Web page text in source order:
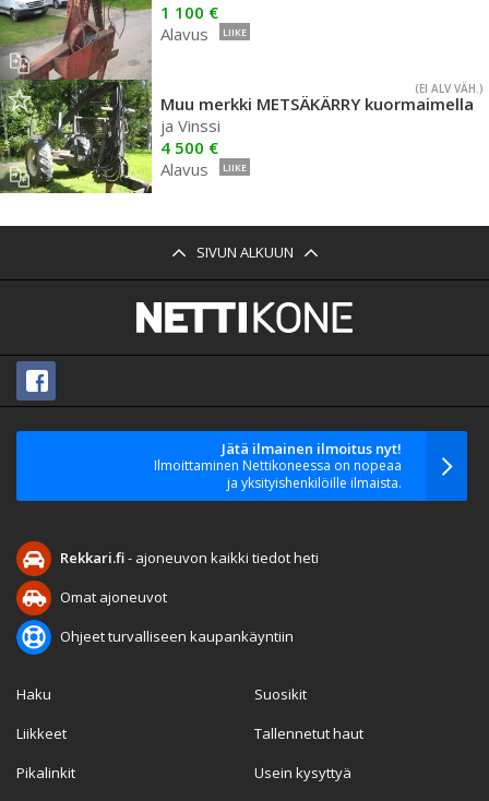
1 100 €
Alavus
LIIKE
(EI ALV VÄH.)
Muu merkki METSÄKÄRRY kuormaimella
ja Vinssi
4 500 €
Alavus
LIIKE
SIVUN ALKUUN
Jätä ilmainen ilmoitus nyt!
Ilmoittaminen Nettikoneessa on nopeaa
ja yksityishenkilöille ilmaista.
Rekkari.fi- ajoneuvon kaikki tiedot heti
Omat ajoneuvot
Ohjeet turvalliseen kaupankäyntiin
Haku
Liikkeet
Pikalinkit
Suosikit
Tallennetut haut
Usein kysyttyä